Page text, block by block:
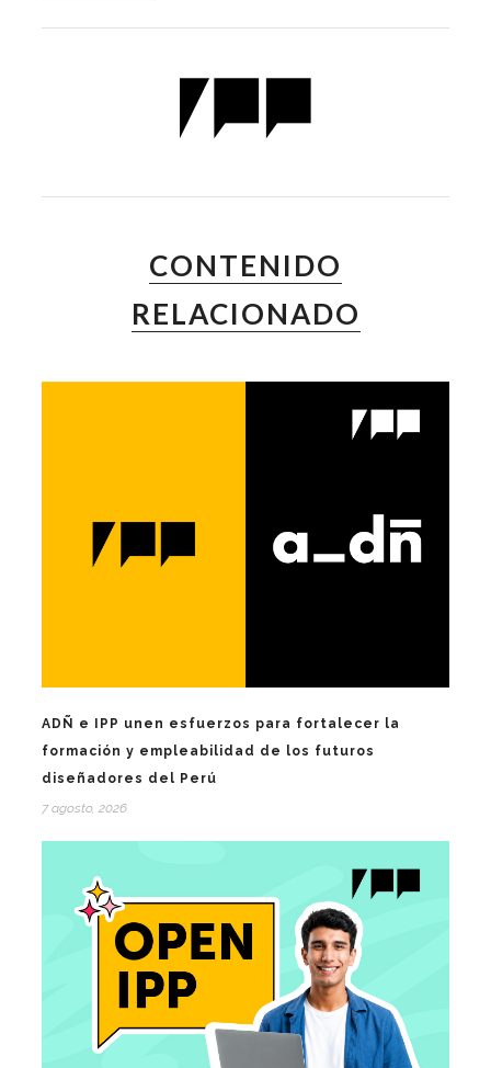
CONTENIDO
RELACIONADO
ADÑ e IPP unen esfuerzos para fortalecer la
formación y empleabilidad de los futuros
diseñadores del Perú
7 agosto, 2026